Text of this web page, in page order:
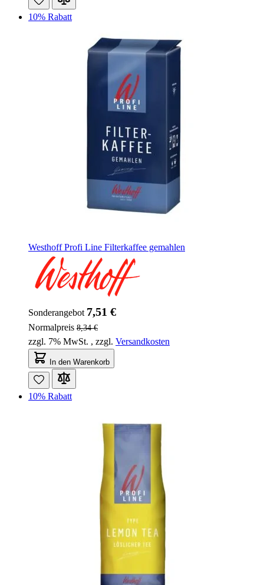
10% Rabatt
Westhoff Profi Line Filterkaffee gemahlen
Sonderangebot 7,51 €
Normalpreis 8,34 €
zzgl. 7% MwSt. , zzgl. Versandkosten
In den Warenkorb
10% Rabatt